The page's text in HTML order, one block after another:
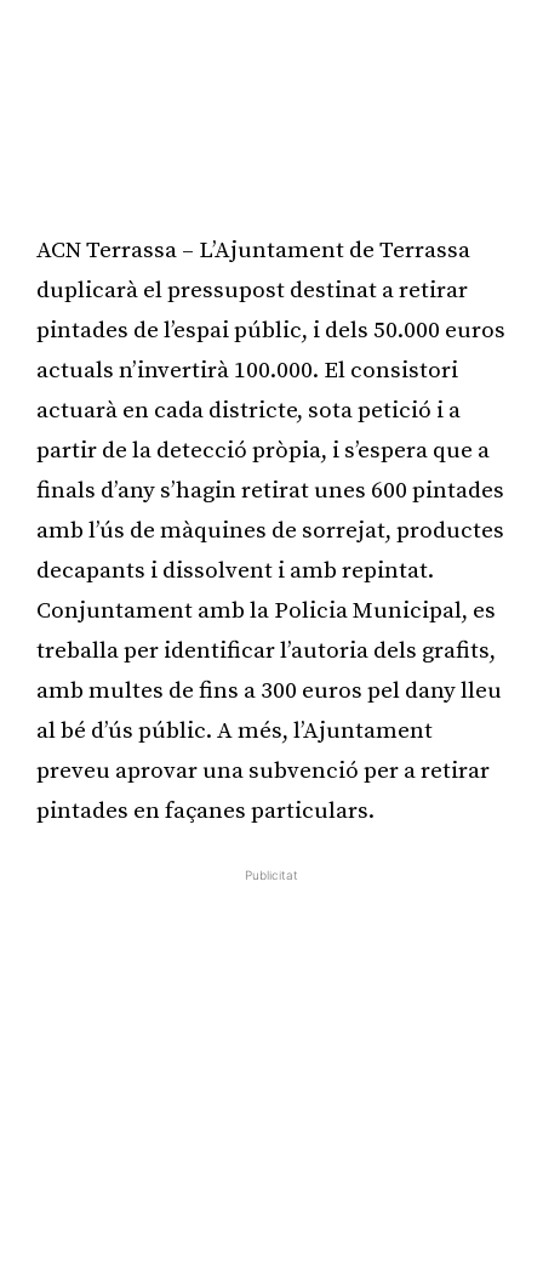
ACN Terrassa – L’Ajuntament de Terrassa
duplicarà el pressupost destinat a retirar
pintades de l’espai públic, i dels 50.000 euros
actuals n’invertirà 100.000. El consistori
actuarà en cada districte, sota petició i a
partir de la detecció pròpia, i s’espera que a
finals d’any s’hagin retirat unes 600 pintades
amb l’ús de màquines de sorrejat, productes
decapants i dissolvent i amb repintat.
Conjuntament amb la Policia Municipal, es
treballa per identificar l’autoria dels grafits,
amb multes de fins a 300 euros pel dany lleu
al bé d’ús públic. A més, l’Ajuntament
preveu aprovar una subvenció per a retirar
pintades en façanes particulars.
Publicitat